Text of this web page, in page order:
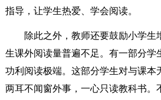
指导，让学生热爱、学会阅读。
除此之外，教师还要鼓励小学生
生课外阅读量普遍不足。有一部分学
功利阅读极端。这部分学生对与课本
两耳不闻窗外事，一心只读教科书。